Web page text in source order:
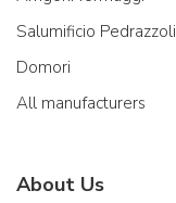
Salumificio Pedrazzoli
Domori
All manufacturers
About Us